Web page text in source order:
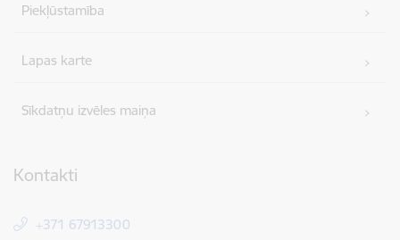
Piekļūstamība
Lapas karte
Sīkdatņu izvēles maiņa
Kontakti
+371 67913300